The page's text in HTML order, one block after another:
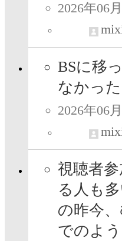
2026年06
BSに移
なかった
2026年06
視聴者
る人も
の昨今
でのよ